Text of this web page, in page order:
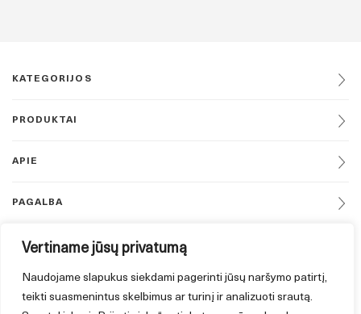
Vertiname jūsų privatumą
Naudojame slapukus siekdami pagerinti jūsų naršymo patirtį,
teikti suasmenintus skelbimus ar turinį ir analizuoti srautą.
KATEGORIJOS
PRODUKTAI
APIE
PAGALBA
DAUGIAU
SEKITE MUS